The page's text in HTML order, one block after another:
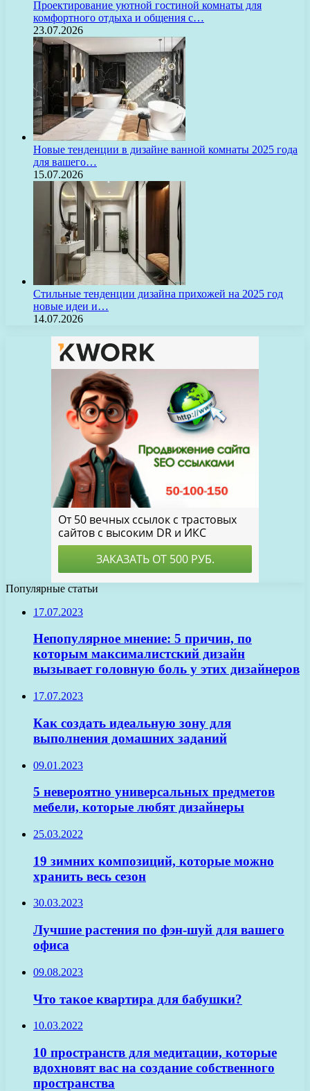
Проектирование уютной гостиной комнаты для
комфортного отдыха и общения с…
23.07.2026
Новые тенденции в дизайне ванной комнаты 2025 года
для вашего…
15.07.2026
Стильные тенденции дизайна прихожей на 2025 год
новые идеи и…
14.07.2026
Популярные статьи
17.07.2023
Непопулярное мнение: 5 причин, по
которым максималистский дизайн
вызывает головную боль у этих дизайнеров
17.07.2023
Как создать идеальную зону для
выполнения домашних заданий
09.01.2023
5 невероятно универсальных предметов
мебели, которые любят дизайнеры
25.03.2022
19 зимних композиций, которые можно
хранить весь сезон
30.03.2023
Лучшие растения по фэн-шуй для вашего
офиса
09.08.2023
Что такое квартира для бабушки?
10.03.2022
10 пространств для медитации, которые
вдохновят вас на создание собственного
пространства